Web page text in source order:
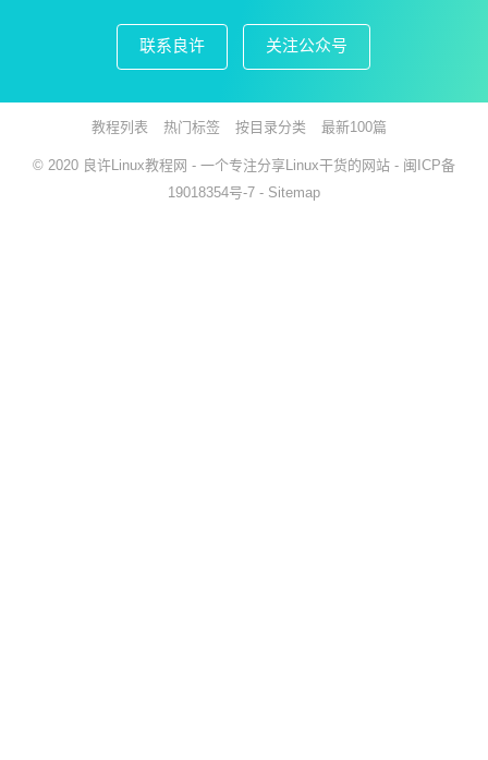
联系良许 关注公众号
教程列表 热门标签 按目录分类 最新100篇
© 2020 良许Linux教程网 - 一个专注分享Linux干货的网站 - 闽ICP备
19018354号-7 - Sitemap